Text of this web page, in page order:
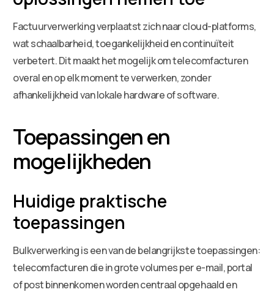
Factuurverwerking verplaatst zich naar cloud-platforms,
wat schaalbarheid, toegankelijkheid en continuïteit
verbetert. Dit maakt het mogelijk om telecomfacturen
overal en op elk moment te verwerken, zonder
afhankelijkheid van lokale hardware of software.
Toepassingen en
mogelijkheden
Huidige praktische
toepassingen
Bulkverwerking is een van de belangrijkste toepassingen:
telecomfacturen die in grote volumes per e-mail, portal
of post binnenkomen worden centraal opgehaald en